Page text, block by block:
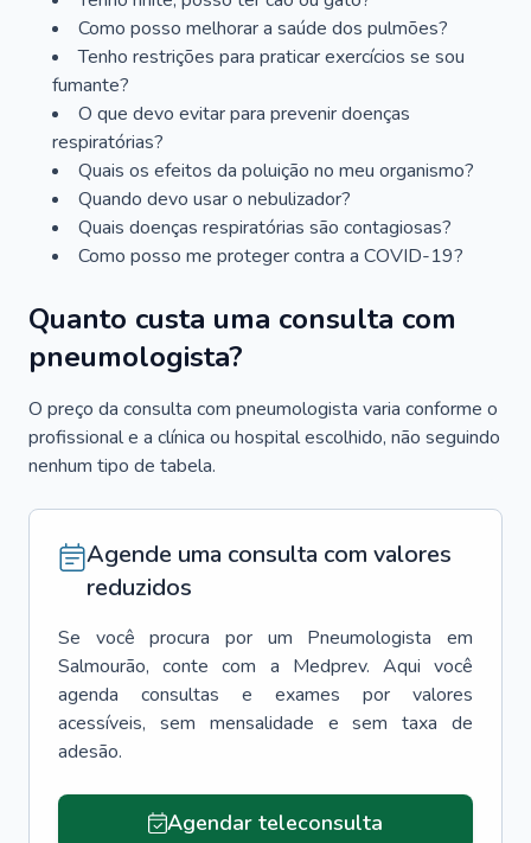
Como posso melhorar a saúde dos pulmões?
Tenho restrições para praticar exercícios se sou
fumante?
O que devo evitar para prevenir doenças
respiratórias?
Quais os efeitos da poluição no meu organismo?
Quando devo usar o nebulizador?
Quais doenças respiratórias são contagiosas?
Como posso me proteger contra a COVID-19?
Quanto custa uma consulta com
pneumologista?
O preço da consulta com pneumologista varia conforme o
profissional e a clínica ou hospital escolhido, não seguindo
nenhum tipo de tabela.
Agende uma consulta com valores
reduzidos
Se você procura por um Pneumologista
em
Salmourão, conte com a Medprev. Aqui você
agenda consultas e exames por valores
acessíveis, sem mensalidade e sem taxa de
adesão.
Agendar teleconsulta